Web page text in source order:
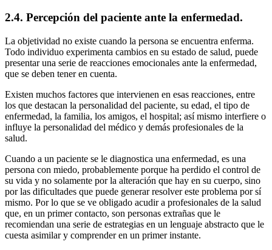
2.4. Percepción del paciente ante la enfermedad.
La objetividad no existe cuando la persona se encuentra enferma.
Todo individuo experimenta cambios en su estado de salud, puede
presentar una serie de reacciones emocionales ante la enfermedad,
que se deben tener en cuenta.
Existen muchos factores que intervienen en esas reacciones, entre
los que destacan la personalidad del paciente, su edad, el tipo de
enfermedad, la familia, los amigos, el hospital; así mismo interfiere o
influye la personalidad del médico y demás profesionales de la
salud.
Cuando a un paciente se le diagnostica una enfermedad, es una
persona con miedo, probablemente porque ha perdido el control de
su vida y no solamente por la alteración que hay en su cuerpo, sino
por las dificultades que puede generar resolver este problema por sí
mismo. Por lo que se ve obligado acudir a profesionales de la salud
que, en un primer contacto, son personas extrañas que le
recomiendan una serie de estrategias en un lenguaje abstracto que le
cuesta asimilar y comprender en un primer instante.